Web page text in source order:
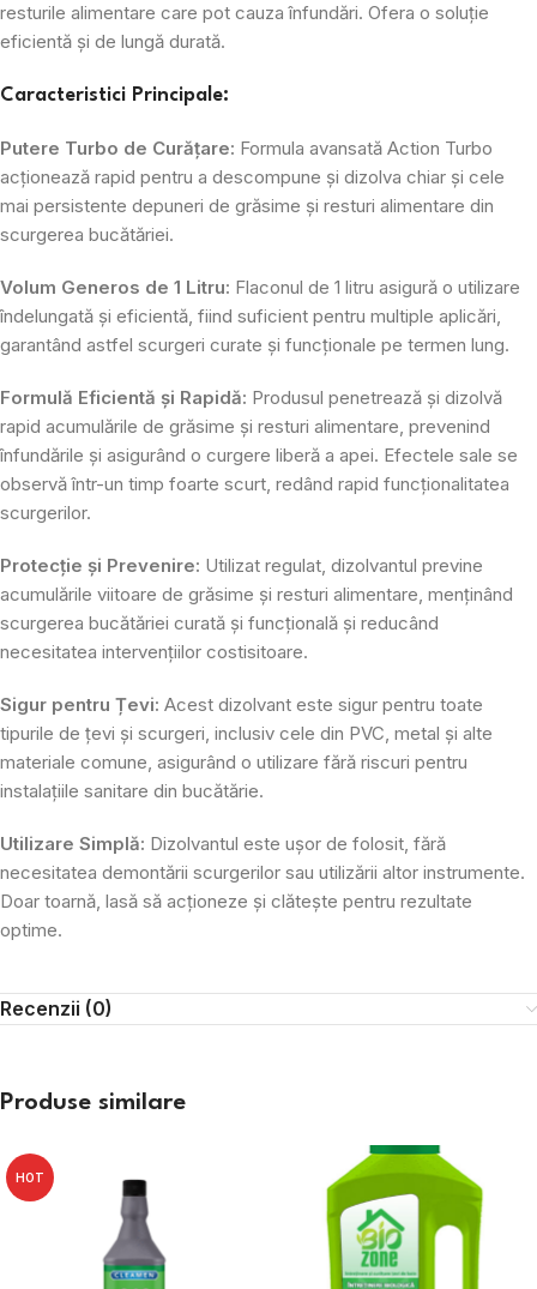
resturile alimentare care pot cauza înfundări. Ofera o soluție
eficientă și de lungă durată.
Caracteristici Principale:
Putere Turbo de Curățare: Formula avansată Action Turbo
acționează rapid pentru a descompune și dizolva chiar și cele
mai persistente depuneri de grăsime și resturi alimentare din
scurgerea bucătăriei.
Volum Generos de 1 Litru: Flaconul de 1 litru asigură o utilizare
îndelungată și eficientă, fiind suficient pentru multiple aplicări,
garantând astfel scurgeri curate și funcționale pe termen lung.
Formulă Eficientă și Rapidă: Produsul penetrează și dizolvă
rapid acumulările de grăsime și resturi alimentare, prevenind
înfundările și asigurând o curgere liberă a apei. Efectele sale se
observă într-un timp foarte scurt, redând rapid funcționalitatea
scurgerilor.
Protecție și Prevenire: Utilizat regulat, dizolvantul previne
acumulările viitoare de grăsime și resturi alimentare, menținând
scurgerea bucătăriei curată și funcțională și reducând
necesitatea intervențiilor costisitoare.
Sigur pentru Țevi: Acest dizolvant este sigur pentru toate
tipurile de țevi și scurgeri, inclusiv cele din PVC, metal și alte
materiale comune, asigurând o utilizare fără riscuri pentru
instalațiile sanitare din bucătărie.
Utilizare Simplă: Dizolvantul este ușor de folosit, fără
necesitatea demontării scurgerilor sau utilizării altor instrumente.
Doar toarnă, lasă să acționeze și clătește pentru rezultate
optime.
Recenzii (0)
Produse similare
HOT